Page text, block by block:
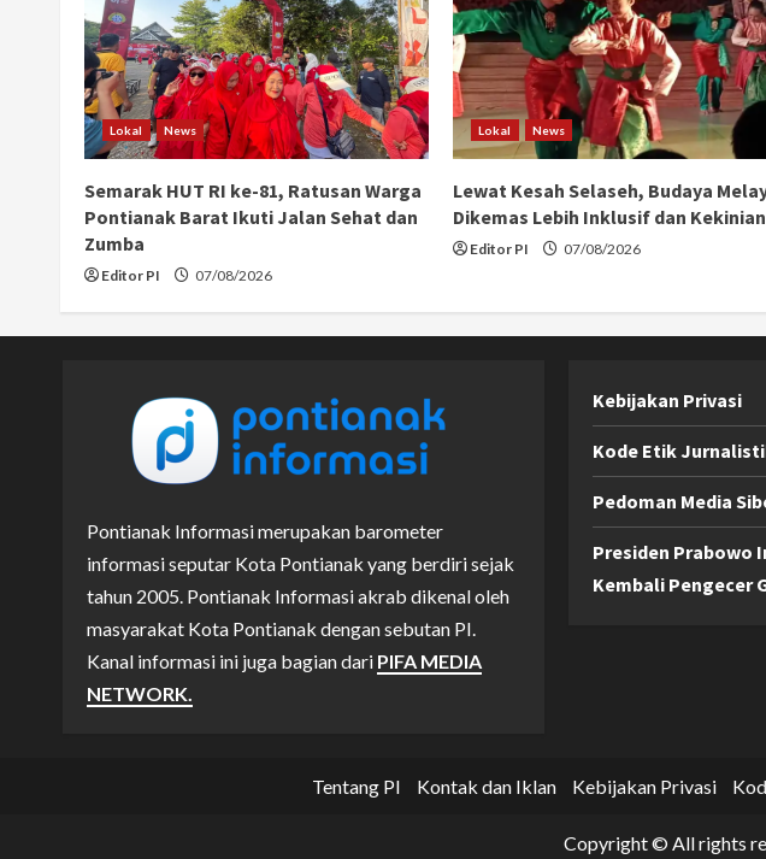
Lokal News
Semarak HUT RI ke-81, Ratusan Warga
Pontianak Barat Ikuti Jalan Sehat dan
Zumba
Editor PI 07/08/2026
Lokal News
Lewat Kesah Selaseh, Budaya
Dikemas Lebih Inklusif dan Kekinian
Editor PI 07/08/2026
Pontianak Informasi merupakan barometer
informasi seputar Kota Pontianak yang berdiri sejak
tahun 2005. Pontianak Informasi akrab dikenal oleh
masyarakat Kota Pontianak dengan sebutan PI.
Kanal informasi ini juga bagian dari PIFA MEDIA
NETWORK.
Kebijakan Privasi
Kode Etik
Pedoman Media
Presiden Prabowo
Kembali Pengecer
Tentang PI Kontak dan Iklan Kebijakan Privasi
Copyright © All rights